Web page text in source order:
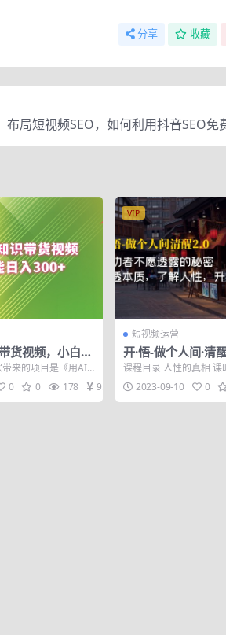
分享 收藏
布局短视频SEO，如何利用抖音SEO免
货视频，小白也
来的项目是《用AI
小白也能日入300
0 0 178 9.9
VIP
短视频运营
开·悟-做个人间·清
不透露的秘密 看透
性 升级思维
课程目录 人性的真相 课
两面 课时2人性的本来
课...2023-09-10 0